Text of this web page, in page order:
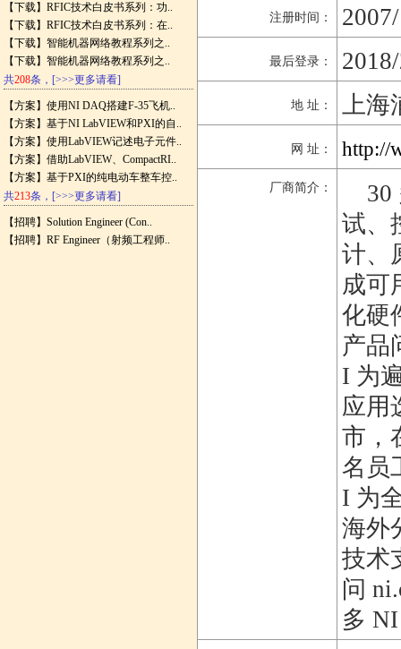
【下载】 RFIC技术白皮书系列：功..
【下载】 RFIC技术白皮书系列：在..
【下载】 智能机器网络教程系列之..
【下载】 智能机器网络教程系列之..
共208条， [>>>更多请看]
【方案】 使用NI DAQ搭建F-35飞机..
【方案】 基于NI LabVIEW和PXI的自..
【方案】 使用LabVIEW记述电子元件..
【方案】 借助LabVIEW、CompactRI..
【方案】 基于PXI的纯电动车整车控..
共213条， [>>>更多请看]
【招聘】 Solution Engineer (Con..
【招聘】 RF Engineer（射频工程师..
注册时间：
最后登录：
地 址： 上海
网 址： http://
厂商简介：
30
试、
计、
成可
化硬
产品
I 为
应用
市，
名员
I 为
海外
技术
问
多